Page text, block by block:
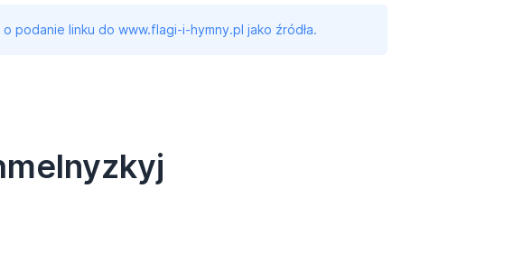
podanie linku do www.flagi-i-hymny.pl jako źródła.